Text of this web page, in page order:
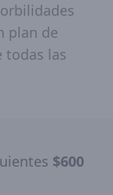
plan de
todas las
$600